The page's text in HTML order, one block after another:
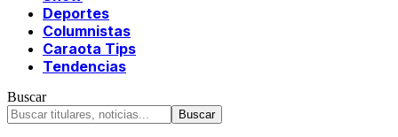
Deportes
Columnistas
Caraota Tips
Tendencias
Buscar